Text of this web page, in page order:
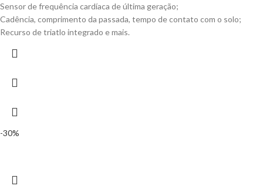
Sensor de frequência cardíaca de última geração;
Cadência, comprimento da passada, tempo de contato com o solo;
Recurso de triatlo integrado e mais.
-30%